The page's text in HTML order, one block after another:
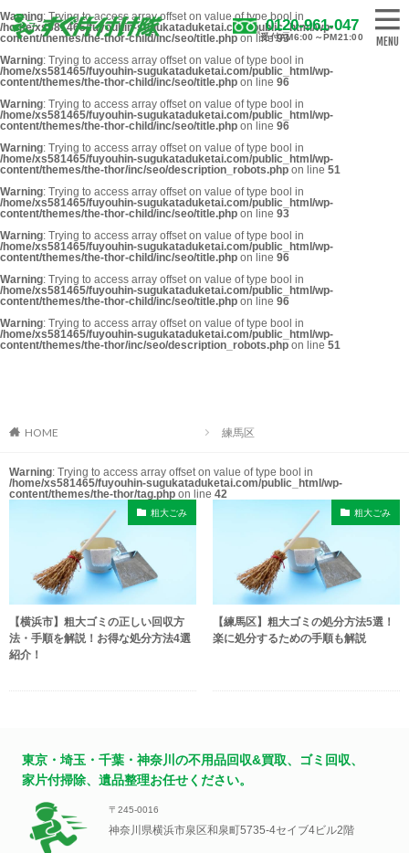
Warning: Trying to access array offset on value of type bool in
/home/xs581465/fuyouhin-sugukataduketai.com/public_html/wp-
content/themes/the-thor-child/inc/seo/title.php on line93
Warning: Trying to access array offset on value of type bool in
/home/xs581465/fuyouhin-sugukataduketai.com/public_html/wp-
content/themes/the-thor-child/inc/seo/title.php on line 96
Warning: Trying to access array offset on value of type bool in
/home/xs581465/fuyouhin-sugukataduketai.com/public_html/wp-
content/themes/the-thor-child/inc/seo/title.php on line 96
Warning: Trying to access array offset on value of type bool in
/home/xs581465/fuyouhin-sugukataduketai.com/public_html/wp-
content/themes/the-thor/inc/seo/description_robots.php on line 51
Warning: Trying to access array offset on value of type bool in
/home/xs581465/fuyouhin-sugukataduketai.com/public_html/wp-
content/themes/the-thor-child/inc/seo/title.php on line 93
Warning: Trying to access array offset on value of type bool in
/home/xs581465/fuyouhin-sugukataduketai.com/public_html/wp-
content/themes/the-thor-child/inc/seo/title.php on line 96
Warning: Trying to access array offset on value of type bool in
/home/xs581465/fuyouhin-sugukataduketai.com/public_html/wp-
content/themes/the-thor-child/inc/seo/title.php on line 96
Warning: Trying to access array offset on value of type bool in
/home/xs581465/fuyouhin-sugukataduketai.com/public_html/wp-
content/themes/the-thor/inc/seo/description_robots.php on line 51
0120-961-047
受付AM6:00～PM21:00
HOME 練馬区
Warning: Trying to access array offset on value of type bool in
/home/xs581465/fuyouhin-sugukataduketai.com/public_html/wp-
content/themes/the-thor/tag.php on line 42
粗大ごみ
【横浜市】粗大ゴミの正しい回収方
法・手順を解説！お得な処分方法4選
紹介！
粗大ごみ
【練馬区】粗大ゴミの処分方法5選！
楽に処分するための手順も解説
東京・埼玉・千葉・神奈川の不用品回収&買取、ゴミ回収、
家片付掃除、遺品整理お任せください。
〒245-0016
神奈川県横浜市泉区和泉町5735-4セイブ4ビル2階